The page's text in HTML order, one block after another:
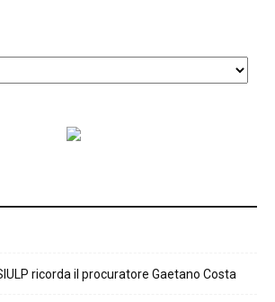
ricorda il procuratore Gaetano Costa